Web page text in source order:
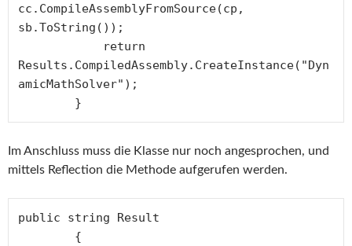
cc.CompileAssemblyFromSource(cp,
sb.ToString());
Results.CompiledAssembly.CreateInstance("Dyn
amicMathSolver");
        }
Im Anschluss muss die Klasse nur noch angesprochen, und
mittels Reflection die Methode aufgerufen werden.
public string Result